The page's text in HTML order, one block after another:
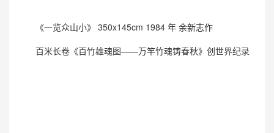
《一览众山小》 350x145cm 1984 年 余新志作
百米长卷《百竹雄魂图——万竿竹魂铸春秋》创世界纪录